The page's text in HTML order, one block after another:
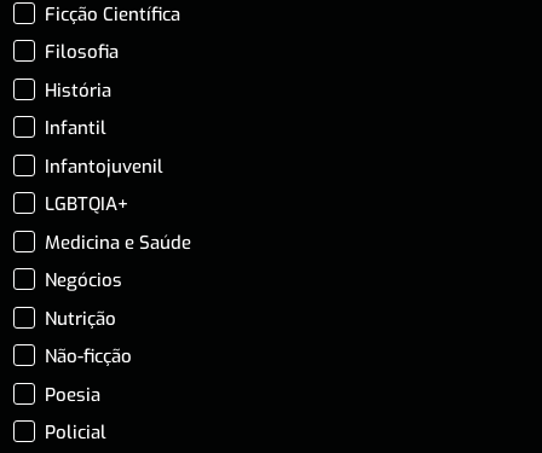
Ficção Científica
Filosofia
História
Infantil
Infantojuvenil
LGBTQIA+
Medicina e Saúde
Negócios
Nutrição
Não-ficção
Poesia
Policial